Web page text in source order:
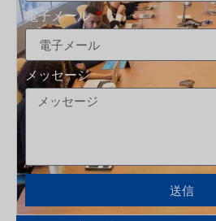
電子メール
メッセージ
送信